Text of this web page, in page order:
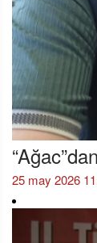
25 may 2026